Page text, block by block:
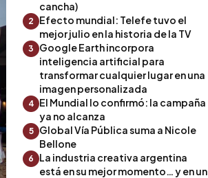
cancha)
2
Efecto mundial: Telefe tuvo el
mejor julio en la historia de la TV
3
Google Earth incorpora
inteligencia artificial para
transformar cualquier lugar en una
imagen personalizada
4 El Mundial lo confirmó: la campaña
ya no alcanza
5
Global Vía Pública suma a Nicole
Bellone
6
La industria creativa argentina
está en su mejor momento… y en un